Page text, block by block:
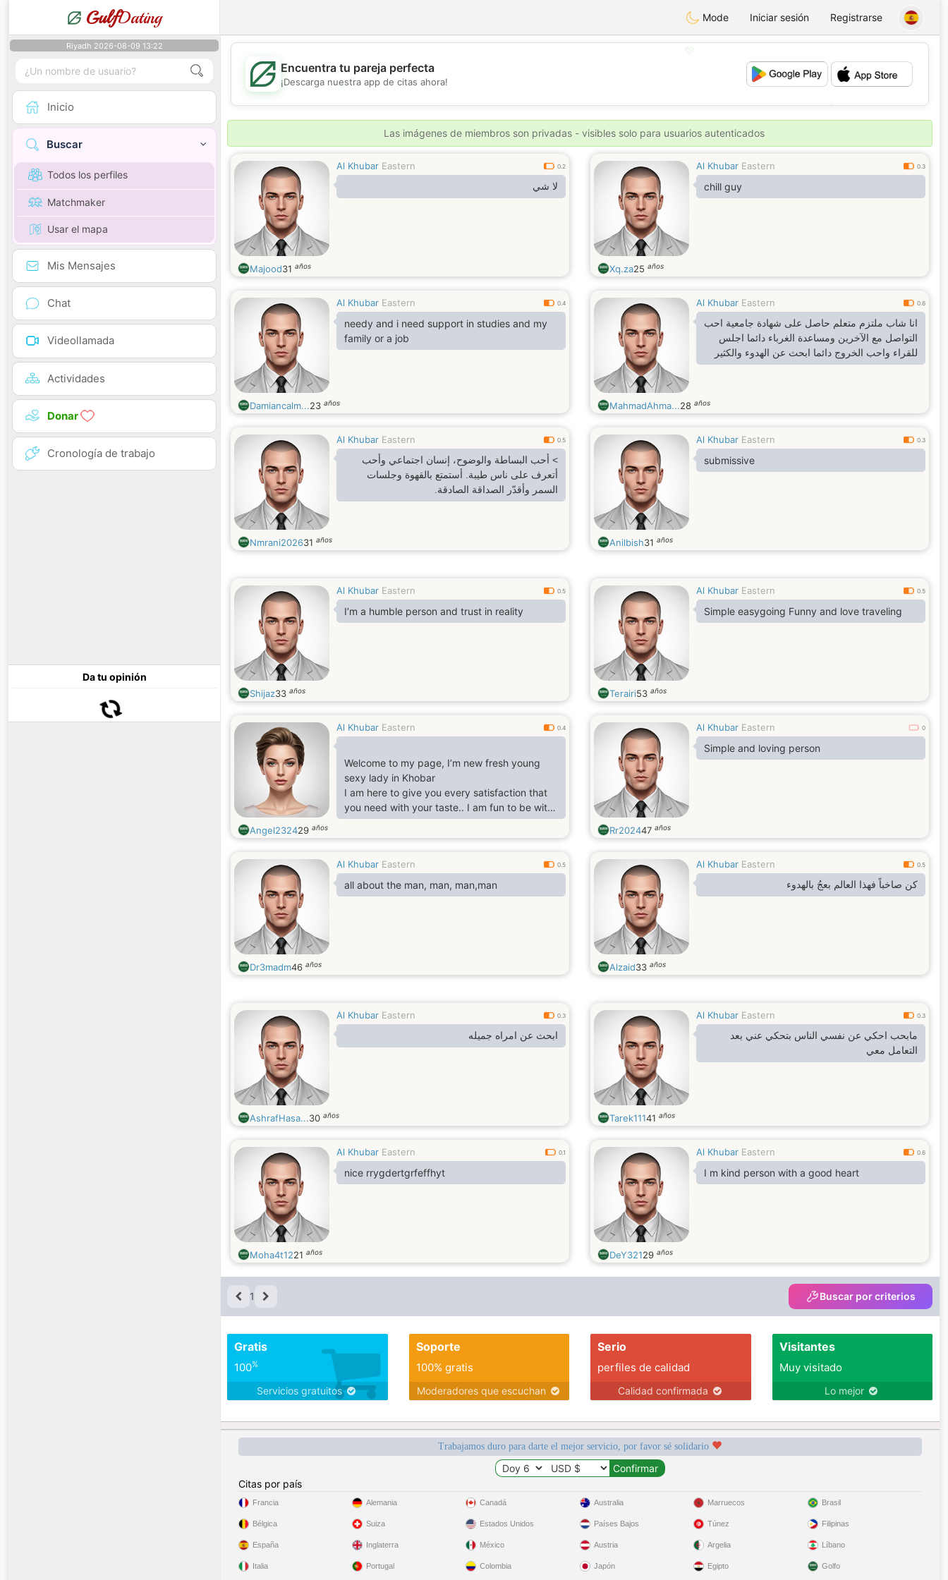
GulfDating Mode Iniciar sesión Registrarse
Riyadh 2026-08-09 13:22
Inicio
Buscar
Todos los perfiles
Matchmaker
Usar el mapa
Mis Mensajes
Chat
Videollamada
Actividades
Donar
Cronología de trabajo
Da tu opinión
💖
💕
Encuentra tu pareja perfecta
¡Descarga nuestra app de citas ahora!
Las imágenes de miembros son privadas - visibles solo para usuarios autenticados
Al Khubar Eastern 0.2
لا شي
Majood31 años
Al Khubar Eastern 0.3
chill guy
Xq.za25 años
Al Khubar Eastern 0.4
needy and i need support in studies and my
family or a job
Damiancalm...23 años
Al Khubar Eastern 0.6
انا شاب ملتزم متعلم حاصل على شهادة جامعية احب
التواصل مع الآخرين ومساعدة الغرباء دائما اجلس
للقراء واحب الخروج دائما ابحث عن الهدوء والكثير
MahmadAhma...28 años
Al Khubar Eastern 0.5
> أحب البساطة والوضوح، إنسان اجتماعي وأحب
أتعرف على ناس طيبة. أستمتع بالقهوة وجلسات
السمر وأقدّر الصداقة الصادقة.
Nmrani202631 años
Al Khubar Eastern 0.3
submissive
Anilbish31 años
Al Khubar Eastern 0.5
I’m a humble person and trust in reality
Shijaz33 años
Al Khubar Eastern 0.5
Simple easygoing Funny and love traveling
Terairi53 años
Al Khubar Eastern 0.4
Welcome to my page, I’m new fresh young
sexy lady in Khobar
I am here to give you every satisfaction that
you need with your taste.. I am fun to be with,
very friendly, sweet and sexy ,
Angel232429 años
Al Khubar Eastern 0
Simple and loving person
Rr202447 años
Al Khubar Eastern 0.5
all about the man, man, man,man
Dr3madm46 años
Al Khubar Eastern 0.5
كن صاخباً فهذا العالم بعجُ بالهدوء
Alzaid33 años
Al Khubar Eastern 0.3
ابحث عن امراه جميله
AshrafHasa...30 años
Al Khubar Eastern 0.3
مابحب احكي عن نفسي الناس بتحكي عني بعد
التعامل معي
Tarek11141 años
Al Khubar Eastern 0.1
nice rrygdertgrfeffhyt
Moha4t1221 años
Al Khubar Eastern 0.6
I m kind person with a good heart
DeY32129 años
1 Buscar por criterios
Gratis
100%
Servicios gratuitos
Soporte
100% gratis
Moderadores que escuchan
Serio
perfiles de calidad
Calidad confirmada
Visitantes
Muy visitado
Lo mejor
Trabajamos duro para darte el mejor servicio, por favor sé solidario
Citas por país
Francia
Bélgica
España
Italia
Alemania
Suiza
Inglaterra
Portugal
Canadá
Estados Unidos
México
Colombia
Australia
Países Bajos
Austria
Japón
Marruecos
Túnez
Argelia
Egipto
Brasil
Filipinas
Líbano
Golfo